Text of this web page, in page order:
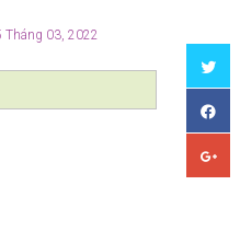
Tháng 03, 2022